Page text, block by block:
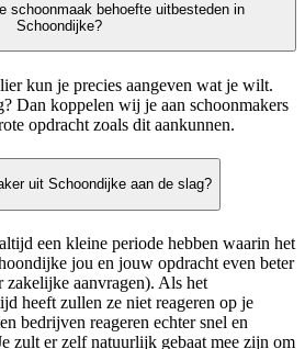
schoonmaak behoefte uitbesteden in
Schoondijke?
kun je precies aangeven wat je wilt.
Dan koppelen wij je aan schoonmakers
opdracht zoals dit aankunnen.
uit Schoondijke aan de slag?
een kleine periode hebben waarin het
jou en jouw opdracht even beter
aanvragen). Als het
heeft zullen ze niet reageren op je
bedrijven reageren echter snel en
zult er zelf natuurlijk gebaat mee zijn om